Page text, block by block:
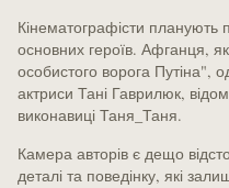
Кінематографісти планують
основних героїв. Афганця,
особистого ворога Путіна",
актриси Тані Гаврилюк,
виконавиці Таня_Таня.
Камера авторів є дещо
деталі та поведінку, які